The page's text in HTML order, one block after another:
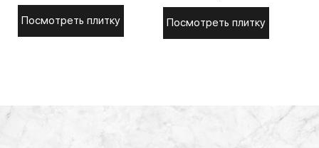
Посмотреть плитку Посмотреть плитку